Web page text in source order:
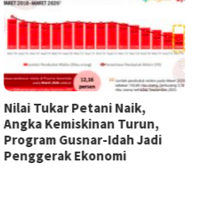
Nilai Tukar Petani Naik,
Angka Kemiskinan Turun,
Program Gusnar-Idah Jadi
Penggerak Ekonomi